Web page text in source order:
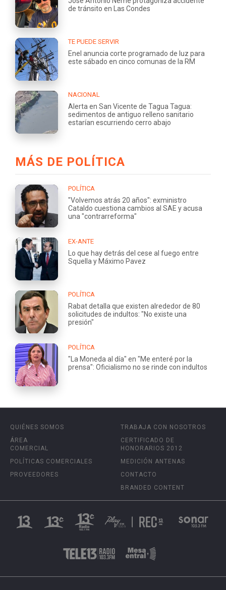
de tránsito en Las Condes
TE PUEDE SERVIR
Enel anuncia corte programado de luz para
este sábado en cinco comunas de la RM
NACIONAL
Alerta en San Vicente de Tagua Tagua:
sedimentos de antiguo relleno sanitario
estarían escurriendo cerro abajo
MÁS DE POLÍTICA
POLÍTICA
"Volvemos atrás 20 años": exministro
Cataldo cuestiona cambios al SAE y acusa
una "contrarreforma"
EX-ANTE
Lo que hay detrás del cese al fuego entre
Squella y Máximo Pavez
POLÍTICA
Rabat detalla que existen alrededor de 80
solicitudes de indultos: "No existe una
presión"
POLÍTICA
"La Moneda al día" en "Me enteré por la
prensa": Oficialismo no se rinde con indultos
QUIÉNES SOMOS
ÁREA
COMERCIAL
POLÍTICAS COMERCIALES
PROVEEDORES
TRABAJA CON NOSOTROS
CERTIFICADO DE
HONORARIOS 2012
MEDICIÓN ANTENAS
CONTACTO
BRANDED CONTENT